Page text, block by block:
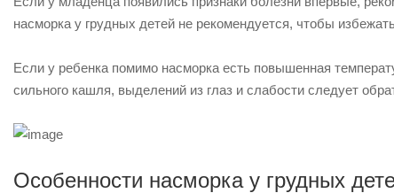
насморка у грудных детей не рекомендуется, чтобы
Если у ребенка помимо насморка есть повышенная
сильного кашля, выделений из глаз и слабости следует
Особенности насморка у грудных